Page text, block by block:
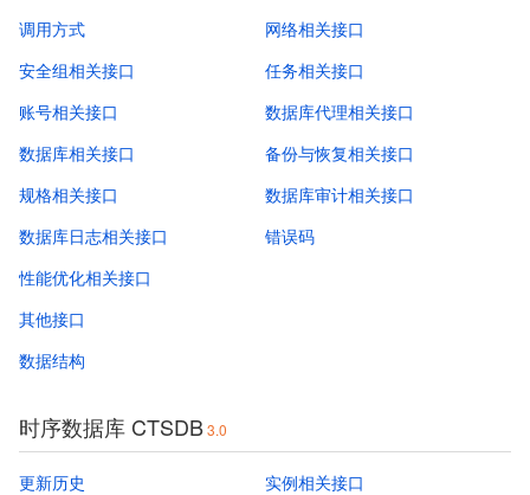
调用方式
网络相关接口
安全组相关接口
账号相关接口
数据库相关接口
规格相关接口
任务相关接口
数据库代理相关接口
备份与恢复相关接口
数据库审计相关接口
数据库日志相关接口
性能优化相关接口
其他接口
数据结构
错误码
时序数据库 CTSDB3.0
更新历史
实例相关接口